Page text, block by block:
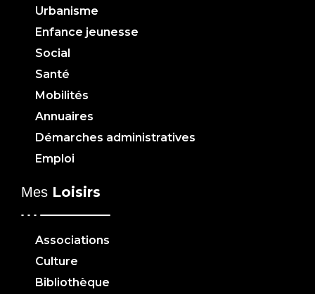
Urbanisme
Enfance jeunesse
Social
Santé
Mobilités
Annuaires
Démarches administratives
Emploi
Mes Loisirs
Associations
Culture
Bibliothèque